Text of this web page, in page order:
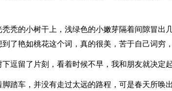
秃秃的小树干上，浅绿色的小嫩芽隔着间隙冒出
了艳如桃花这个词，真的很美，苦于自己词穷
逗留了片刻，看着时候不早，我和朋友就决定起
脚踏车，并没有走过太远的路程，可是春天所唤